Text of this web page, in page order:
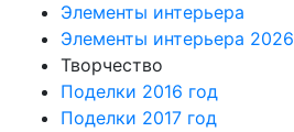
Элементы интерьера
Элементы интерьера 2026
Творчество
Поделки 2016 год
Поделки 2017 год